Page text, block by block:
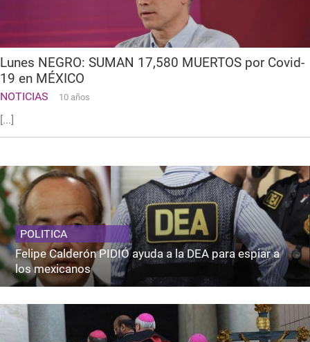
Lunes NEGRO: SUMAN 17,580 MUERTOS por Covid-
19 en MÉXICO
NOTICIAS 10 años
[...]
POLITICA
Felipe Calderón PIDIÓ ayuda a la DEA para espiar a
los mexicanos